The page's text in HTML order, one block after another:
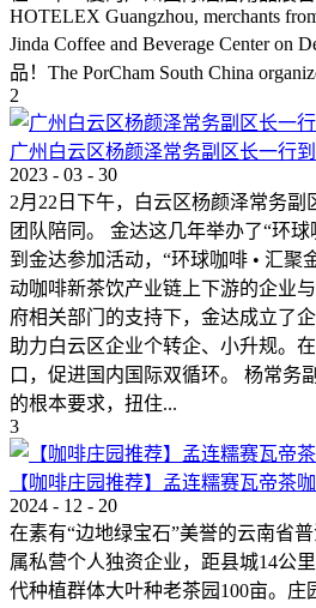
HOTELEX Guangzhou, merchants
Jinda Coffee and Beverage Center
品！The PorCham South China
2
广州白云区杨颜泽常务副区长一行
2023 - 03 - 30
2月22日下午，白云区杨颜泽常务
团队陪同。 金达这几年举办了“环
到金达参加活动，“环球咖啡 • 汇
动咖啡新茶饮产业链上下游的企业
府相关部门的支持下，金达成立了
助力白云区企业个转企、小升规。
口，促进国内国际双循环。 杨常务
的根本要求，扭住...
3
【咖啡庄园推荐】孟连糯赛瓦帝茶
2024 - 12 - 20
在素有“边地绿宝石”美誉的云南省
属私营个人独资企业，距县城14公
代种植群体大叶种老茶园100亩。